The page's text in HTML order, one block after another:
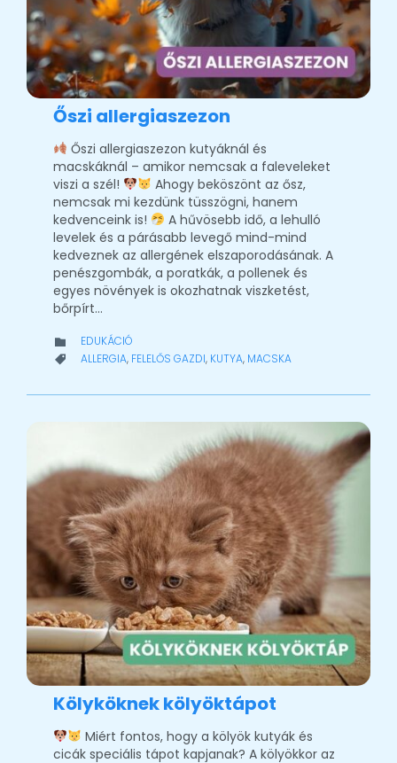
Őszi allergiaszezon
Őszi allergiaszezon kutyáknál és
macskáknál – amikor nemcsak a faleveleket
viszi a szél!
Ahogy beköszönt az ősz,
nemcsak mi kezdünk tüsszögni, hanem
kedvenceink is!
A hűvösebb idő, a lehulló
levelek és a párásabb levegő mind-mind
kedveznek az allergének elszaporodásának. A
penészgombák, a poratkák, a pollenek és
egyes növények is okozhatnak viszketést,
bőrpírt…
 CATEGORY
EDUKÁCIÓ
 CATEGORY
ALLERGIA, FELELŐS GAZDI, KUTYA, MACSKA
Kölyköknek kölyöktápot
Miért fontos, hogy a kölyök kutyák és
cicák speciális tápot kapjanak? A kölyökkor az